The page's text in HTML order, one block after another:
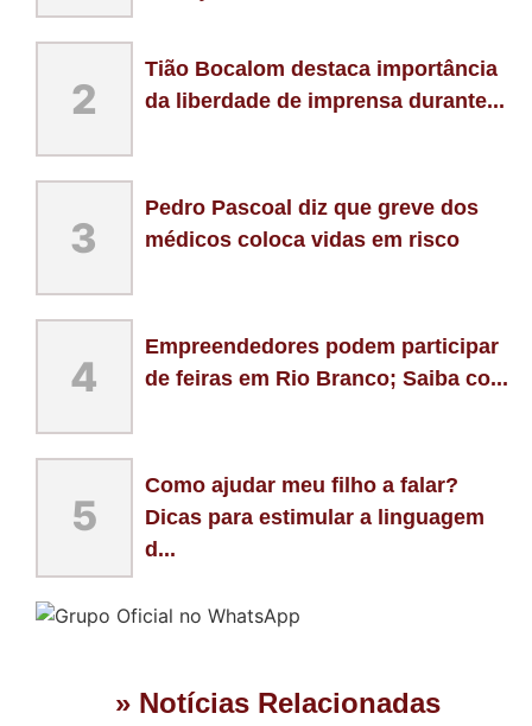
2
Tião Bocalom destaca importância
da liberdade de imprensa durante...
3
Pedro Pascoal diz que greve dos
médicos coloca vidas em risco
4
Empreendedores podem participar
de feiras em Rio Branco; Saiba co...
5
Como ajudar meu filho a falar?
Dicas para estimular a linguagem
d...
» Notícias Relacionadas